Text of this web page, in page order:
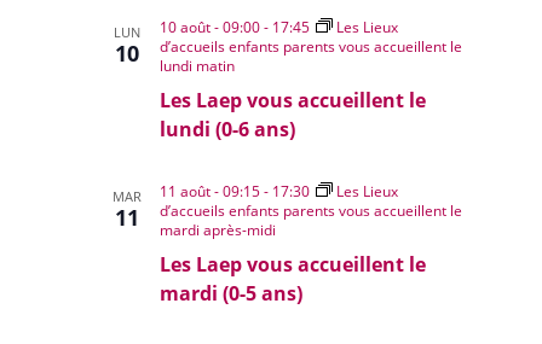
LUN
10
Les Laep vous accueillent le
lundi (0-6 ans)
10 août - 09:00- 17:45
Les Lieux
d’accueils enfants parents vous accueillent le
lundi matin
MAR
11
Les Laep vous accueillent le
mardi (0-5 ans)
11 août - 09:15- 17:30
Les Lieux
d’accueils enfants parents vous accueillent le
mardi après-midi